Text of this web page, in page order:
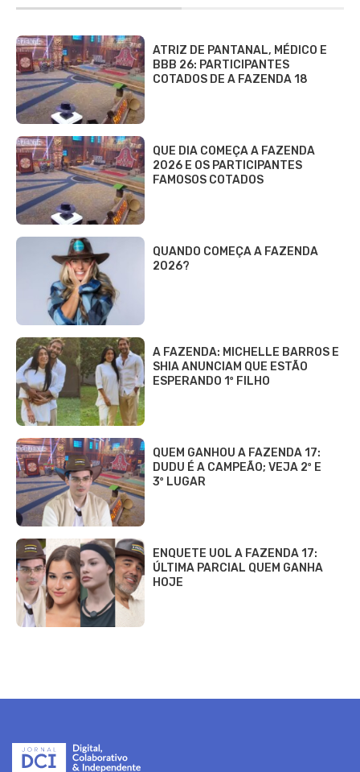
ATRIZ DE PANTANAL, MÉDICO E
BBB 26: PARTICIPANTES
COTADOS DE A FAZENDA 18
QUE DIA COMEÇA A FAZENDA
2026 E OS PARTICIPANTES
FAMOSOS COTADOS
QUANDO COMEÇA A FAZENDA
2026?
A FAZENDA: MICHELLE BARROS E
SHIA ANUNCIAM QUE ESTÃO
ESPERANDO 1º FILHO
QUEM GANHOU A FAZENDA 17:
DUDU É A CAMPEÃO; VEJA 2º E
3º LUGAR
ENQUETE UOL A FAZENDA 17:
ÚLTIMA PARCIAL QUEM GANHA
HOJE